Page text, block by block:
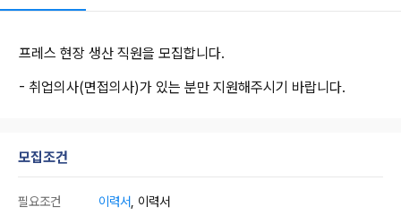
프레스 현장 생산 직원을 모집합니다.
- 취업의사(면접의사)가 있는 분만 지원해주시기 바랍니다.
모집조건
필요조건 이력서 , 이력서